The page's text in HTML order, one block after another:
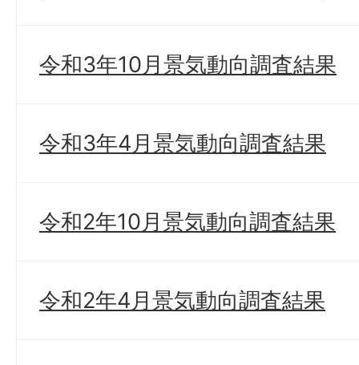
令和3年10月景気動向調査結果
令和3年4月景気動向調査結果
令和2年10月景気動向調査結果
令和2年4月景気動向調査結果